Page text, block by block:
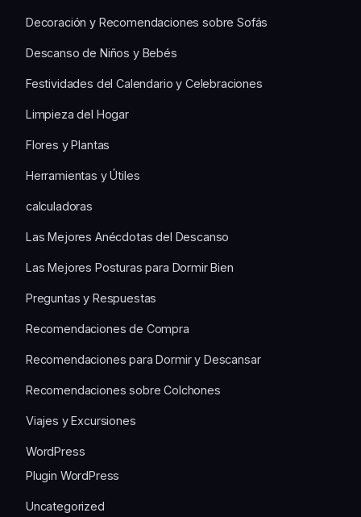
Decoración y Recomendaciones sobre Sofás
Descanso de Niños y Bebés
Festividades del Calendario y Celebraciones
Limpieza del Hogar
Flores y Plantas
Herramientas y Útiles
calculadoras
Las Mejores Anécdotas del Descanso
Las Mejores Posturas para Dormir Bien
Preguntas y Respuestas
Recomendaciones de Compra
Recomendaciones para Dormir y Descansar
Recomendaciones sobre Colchones
Viajes y Excursiones
WordPress
Plugin WordPress
Uncategorized